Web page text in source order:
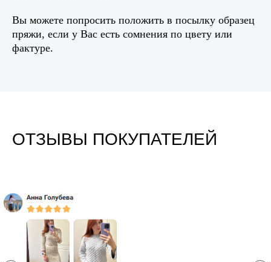
Вы можете попросить положить в посылку образец
пряжи, если у Вас есть сомнения по цвету или
фактуре.
ОТЗЫВЫ ПОКУПАТЕЛЕЙ